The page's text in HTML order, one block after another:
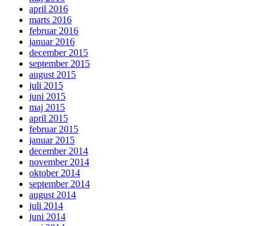
april 2016
marts 2016
februar 2016
januar 2016
december 2015
september 2015
august 2015
juli 2015
juni 2015
maj 2015
april 2015
februar 2015
januar 2015
december 2014
november 2014
oktober 2014
september 2014
august 2014
juli 2014
juni 2014